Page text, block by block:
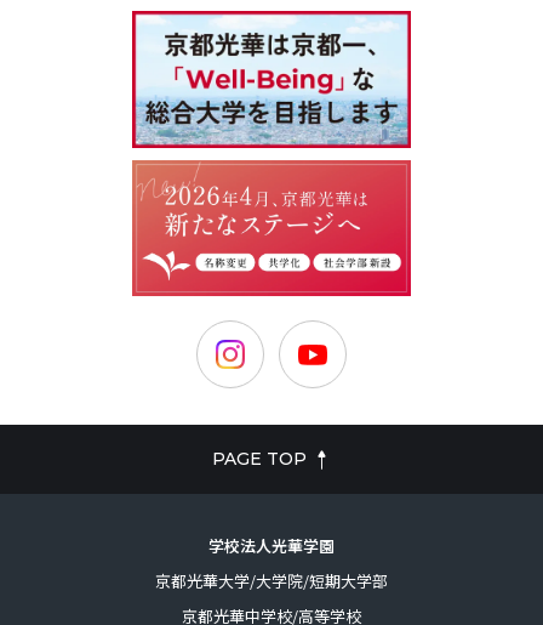
PAGE TOP
学校法人光華学園
京都光華大学/大学院/短期大学部
京都光華中学校/高等学校